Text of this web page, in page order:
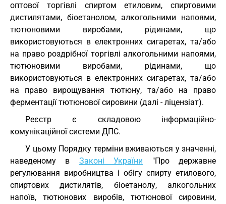
оптової торгівлі спиртом етиловим, спиртовими
дистилятами, біоетанолом, алкогольними напоями,
тютюновими виробами, рідинами, що
використовуються в електронних сигаретах, та/або
на право роздрібної торгівлі алкогольними напоями,
тютюновими виробами, рідинами, що
використовуються в електронних сигаретах, та/або
на право вирощування тютюну, та/або на право
ферментації тютюнової сировини (далі - ліцензіат).
Реєстр є складовою інформаційно-
комунікаційної системи ДПС.
У цьому Порядку терміни вживаються у значенні,
наведеному в Законі України "Про державне
регулювання виробництва і обігу спирту етилового,
спиртових дистилятів, біоетанолу, алкогольних
напоїв, тютюнових виробів, тютюнової сировини,